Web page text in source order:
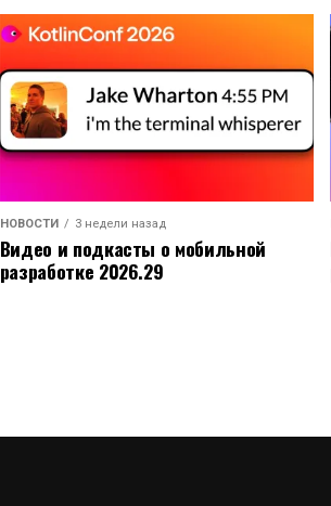
НОВОСТИ 3 недели назад
Видео и подкасты о мобильной
разработке 2026.29